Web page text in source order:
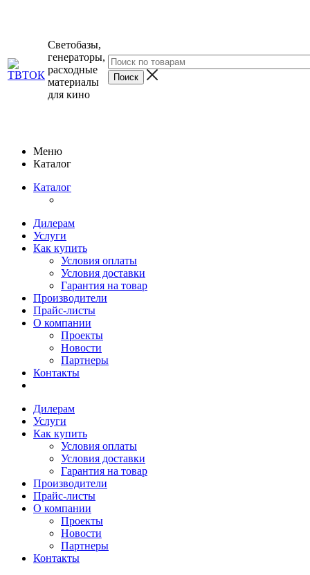
Светобазы,
генераторы,
расходные
материалы
для кино
Меню
Каталог
Каталог
Дилерам
Услуги
Как купить
Условия оплаты
Условия доставки
Гарантия на товар
Производители
Прайс-листы
О компании
Проекты
Новости
Партнеры
Контакты
Дилерам
Услуги
Как купить
Условия оплаты
Условия доставки
Гарантия на товар
Производители
Прайс-листы
О компании
Проекты
Новости
Партнеры
Контакты